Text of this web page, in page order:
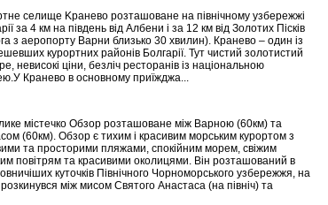
селище Kранево розташоване на північному узбережжі
за 4 км на південь від Албени і за 12 км від Золотих Пісків
з аеропорту Варни близько 30 хвилин). Кранево – один із
курортних районів Болгарії. Тут чистий золотистий
невисокі ціни, безліч ресторанів із національною
Кранево в основному приїжджа...
містечко Обзор розташоване між Варною (60км) та
(60км). Обзор є тихим і красивим морським курортом з
та просторими пляжами, спокійним морем, свіжим
повітрям та красивими околицями. Він розташований в
куточків Північного Чорноморського узбережжя, на
між мисом Святого Анастаса (на північ) та